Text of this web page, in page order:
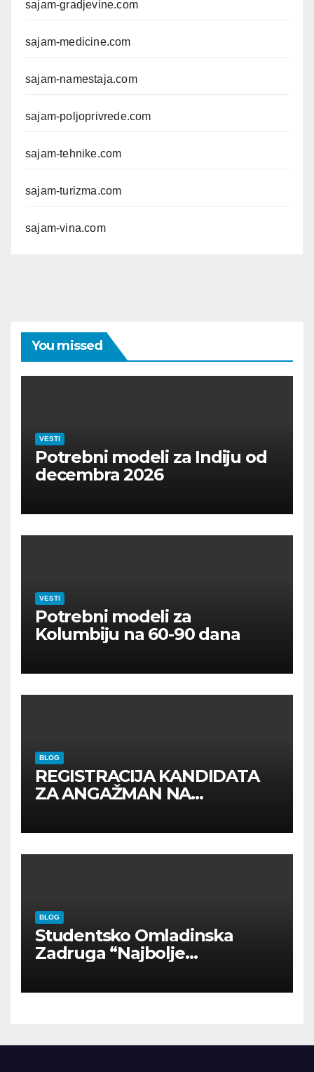
sajam-gradjevine.com
sajam-medicine.com
sajam-namestaja.com
sajam-poljoprivrede.com
sajam-tehnike.com
sajam-turizma.com
sajam-vina.com
You missed
VESTI
Potrebni modeli za Indiju od
decembra 2026
VESTI
Potrebni modeli za
Kolumbiju na 60-90 dana
BLOG
REGISTRACIJA KANDIDATA
ZA ANGAŽMAN NA
BLOG
Studentsko Omladinska
Zadruga “Najbolje